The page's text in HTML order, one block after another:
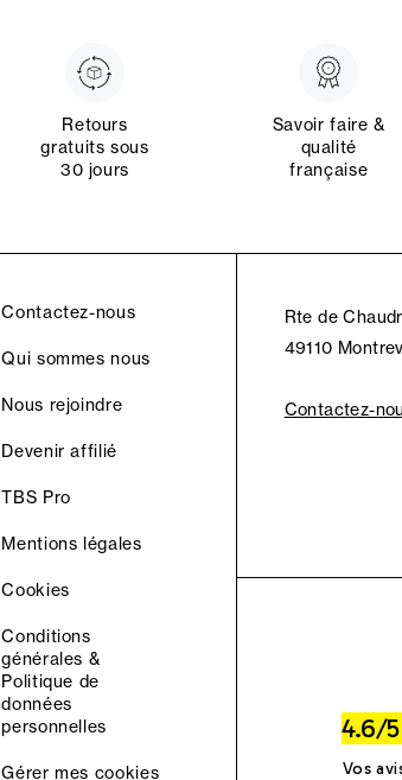
Retours
gratuits sous
30 jours
Savoir faire &
qualité
française
Contactez-nous
Qui sommes nous
Nous rejoindre
Devenir affilié
TBS Pro
Mentions légales
Cookies
Conditions
générales &
Politique de
données
personnelles
Gérer mes cookies
Rte de
49110
Contactez-
4.6/
Vos